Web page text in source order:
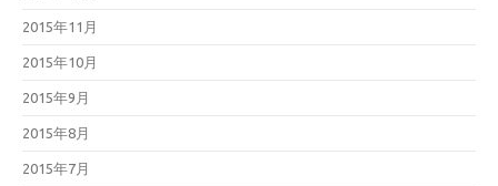
2015年11月
2015年10月
2015年9月
2015年8月
2015年7月